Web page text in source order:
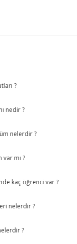
?
nedir ?
nelerdir ?
mı ?
kaç öğrenci var ?
nelerdir ?
?